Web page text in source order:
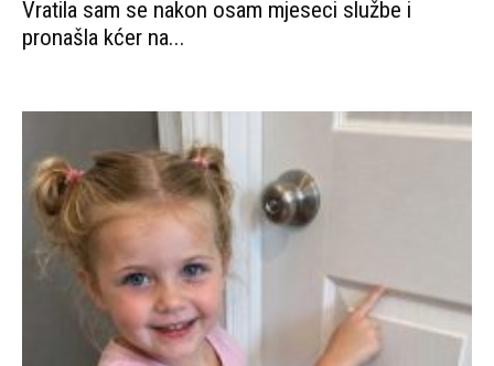
Vratila sam se nakon osam mjeseci službe i
pronašla kćer na...